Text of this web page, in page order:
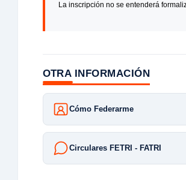
La inscripción no se entenderá
OTRA INFORMACIÓN
Cómo Federarme
Circulares FETRI - FATRI